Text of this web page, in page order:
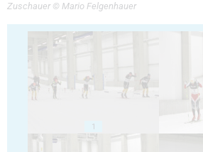
Zuschauer © Mario Felgenhauer
1